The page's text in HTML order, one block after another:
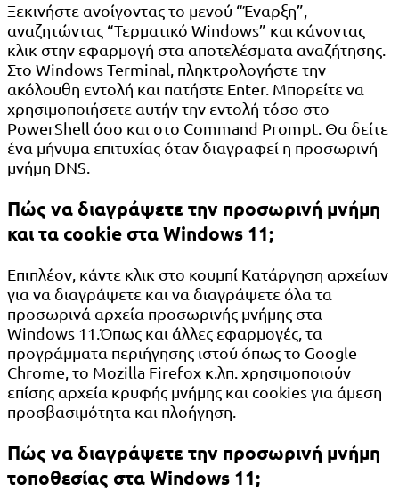
Ξεκινήστε ανοίγοντας το μενού “Έναρξη”,
αναζητώντας “Τερματικό Windows” και κάνοντας
κλικ στην εφαρμογή στα αποτελέσματα αναζήτησης.
Στο Windows Terminal, πληκτρολογήστε την
ακόλουθη εντολή και πατήστε Enter. Μπορείτε να
χρησιμοποιήσετε αυτήν την εντολή τόσο στο
PowerShell όσο και στο Command Prompt. Θα δείτε
ένα μήνυμα επιτυχίας όταν διαγραφεί η προσωρινή
μνήμη DNS.
Πώς να διαγράψετε την προσωρινή μνήμη
και τα cookie στα Windows 11;
Επιπλέον, κάντε κλικ στο κουμπί Κατάργηση αρχείων
για να διαγράψετε και να διαγράψετε όλα τα
προσωρινά αρχεία προσωρινής μνήμης στα
Windows 11.Όπως και άλλες εφαρμογές, τα
προγράμματα περιήγησης ιστού όπως το Google
Chrome, το Mozilla Firefox κ.λπ. χρησιμοποιούν
επίσης αρχεία κρυφής μνήμης και cookies για άμεση
προσβασιμότητα και πλοήγηση.
Πώς να διαγράψετε την προσωρινή μνήμη
τοποθεσίας στα Windows 11;